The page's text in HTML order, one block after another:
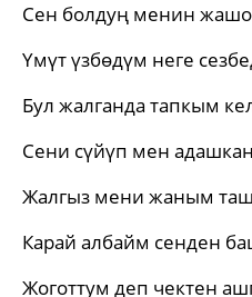
Сен болдуң менин
Үмүт үзбөдүм неге
Бул жалганда тапкым
Сени сүйүп мен
Жалгыз мени жаным
Карай албайм сенден
Жоготтум деп чектен